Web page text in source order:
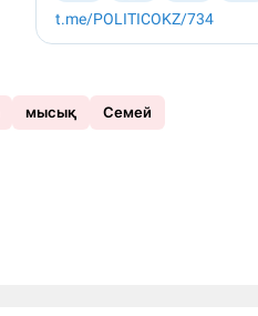
мысық Семей